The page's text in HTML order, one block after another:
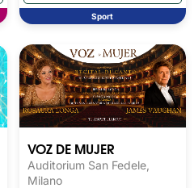
Sport
VOZ DE MUJER
Auditorium San Fedele,
Milano